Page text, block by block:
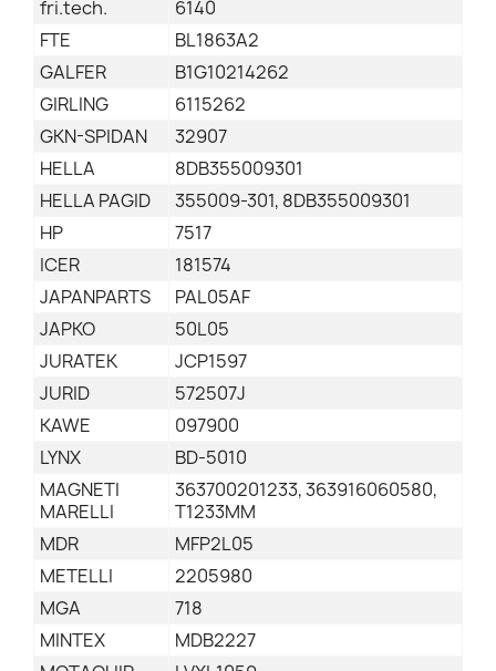
fri.tech.
6140
FTE
BL1863A2
GALFER
B1G10214262
GIRLING
6115262
GKN-SPIDAN
32907
HELLA
8DB355009301
HELLA PAGID
355009-301, 8DB355009301
HP
7517
ICER
181574
JAPANPARTS
PAL05AF
JAPKO
50L05
JURATEK
JCP1597
JURID
572507J
KAWE
097900
LYNX
BD-5010
MAGNETI
MARELLI
363700201233, 363916060580,
T1233MM
MDR
MFP2L05
METELLI
2205980
MGA
718
MINTEX
MDB2227